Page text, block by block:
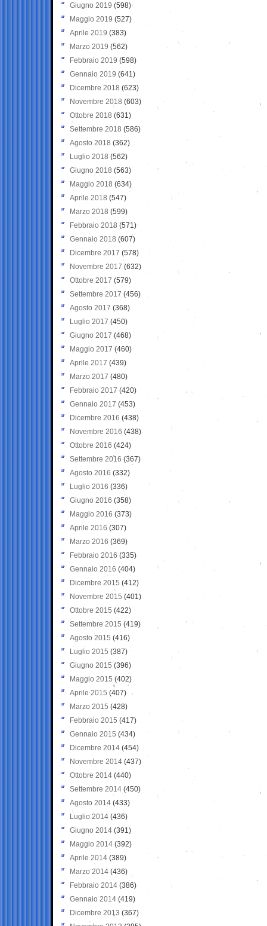
Giugno 2019 (598)
Maggio 2019 (527)
Aprile 2019 (383)
Marzo 2019 (562)
Febbraio 2019 (598)
Gennaio 2019 (641)
Dicembre 2018 (623)
Novembre 2018 (603)
Ottobre 2018 (631)
Settembre 2018 (586)
Agosto 2018 (362)
Luglio 2018 (562)
Giugno 2018 (563)
Maggio 2018 (634)
Aprile 2018 (547)
Marzo 2018 (599)
Febbraio 2018 (571)
Gennaio 2018 (607)
Dicembre 2017 (578)
Novembre 2017 (632)
Ottobre 2017 (579)
Settembre 2017 (456)
Agosto 2017 (368)
Luglio 2017 (450)
Giugno 2017 (468)
Maggio 2017 (460)
Aprile 2017 (439)
Marzo 2017 (480)
Febbraio 2017 (420)
Gennaio 2017 (453)
Dicembre 2016 (438)
Novembre 2016 (438)
Ottobre 2016 (424)
Settembre 2016 (367)
Agosto 2016 (332)
Luglio 2016 (336)
Giugno 2016 (358)
Maggio 2016 (373)
Aprile 2016 (307)
Marzo 2016 (369)
Febbraio 2016 (335)
Gennaio 2016 (404)
Dicembre 2015 (412)
Novembre 2015 (401)
Ottobre 2015 (422)
Settembre 2015 (419)
Agosto 2015 (416)
Luglio 2015 (387)
Giugno 2015 (396)
Maggio 2015 (402)
Aprile 2015 (407)
Marzo 2015 (428)
Febbraio 2015 (417)
Gennaio 2015 (434)
Dicembre 2014 (454)
Novembre 2014 (437)
Ottobre 2014 (440)
Settembre 2014 (450)
Agosto 2014 (433)
Luglio 2014 (436)
Giugno 2014 (391)
Maggio 2014 (392)
Aprile 2014 (389)
Marzo 2014 (436)
Febbraio 2014 (386)
Gennaio 2014 (419)
Dicembre 2013 (367)